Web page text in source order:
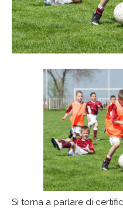
Si torna a parlare di